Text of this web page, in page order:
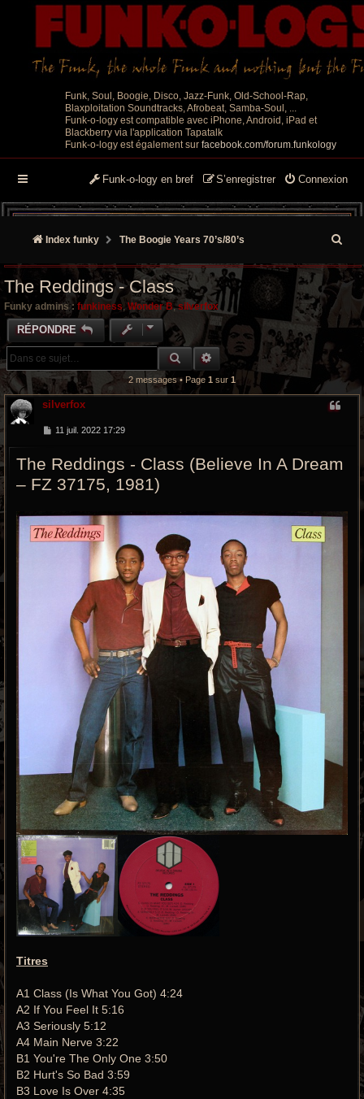
Funk, Soul, Boogie, Disco, Jazz-Funk, Old-School-Rap,
Blaxploitation Soundtracks, Afrobeat, Samba-Soul, ...
Funk-o-logy est compatible avec iPhone, Android, iPad et
Blackberry via l'application Tapatalk
Funk-o-logy est également sur facebook.com/forum.funkology
Connexion
S’enregistrer
Funk-o-logy en bref
Index funky The Boogie Years 70’s/80’s
e
r
c
o
The Reddings - Class
Funky admins : funkiness, Wonder B,silverfox
RÉPONDRE
RECHERCHE GROOVY
RECHERCHE AVANCÉE
2 messages • Page 1 sur 1
silverfox
M
s
a
e
11 juil. 2022 17:29
The Reddings - Class (Believe In A Dream
– FZ 37175, 1981)
Titres
A1 Class (Is What You Got) 4:24
A2 If You Feel It 5:16
A3 Seriously 5:12
A4 Main Nerve 3:22
B1 You're The Only One 3:50
B2 Hurt's So Bad 3:59
B3 Love Is Over 4:35